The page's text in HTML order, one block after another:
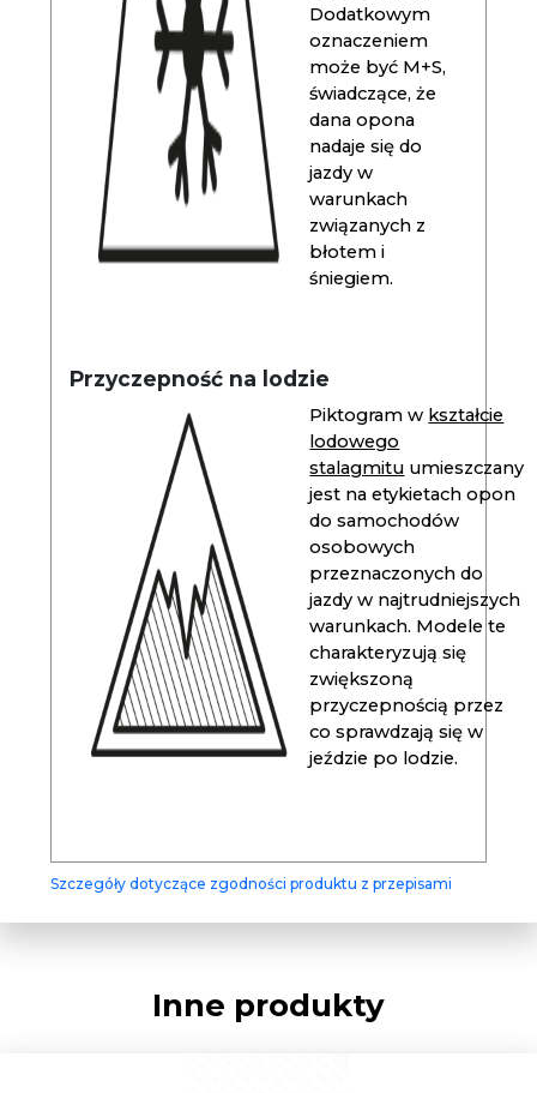
Dodatkowym
oznaczeniem
może być M+S,
świadczące, że
dana opona
nadaje się do
jazdy w
warunkach
związanych z
błotem i
śniegiem.
Przyczepność na lodzie
Piktogram w kształcie
lodowego
stalagmitu umieszczany
jest na etykietach opon
do samochodów
osobowych
przeznaczonych do
jazdy w najtrudniejszych
warunkach. Modele te
charakteryzują się
zwiększoną
przyczepnością przez
co sprawdzają się w
jeździe po lodzie.
Szczegóły dotyczące zgodności produktu z przepisami
Inne produkty